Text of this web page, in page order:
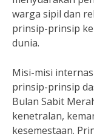
warga sipil dan
prinsip-prinsip
dunia.
Misi-misi
prinsip-prinsip
Bulan Sabit
kenetralan,
kesemestaan.